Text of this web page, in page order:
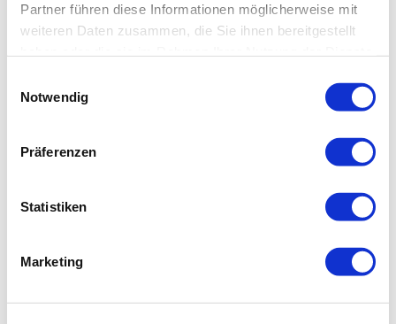
Partner führen diese Informationen möglicherweise mit
weiteren Daten zusammen, die Sie ihnen bereitgestellt
Notwendig
Präferenzen
Statistiken
Marketing